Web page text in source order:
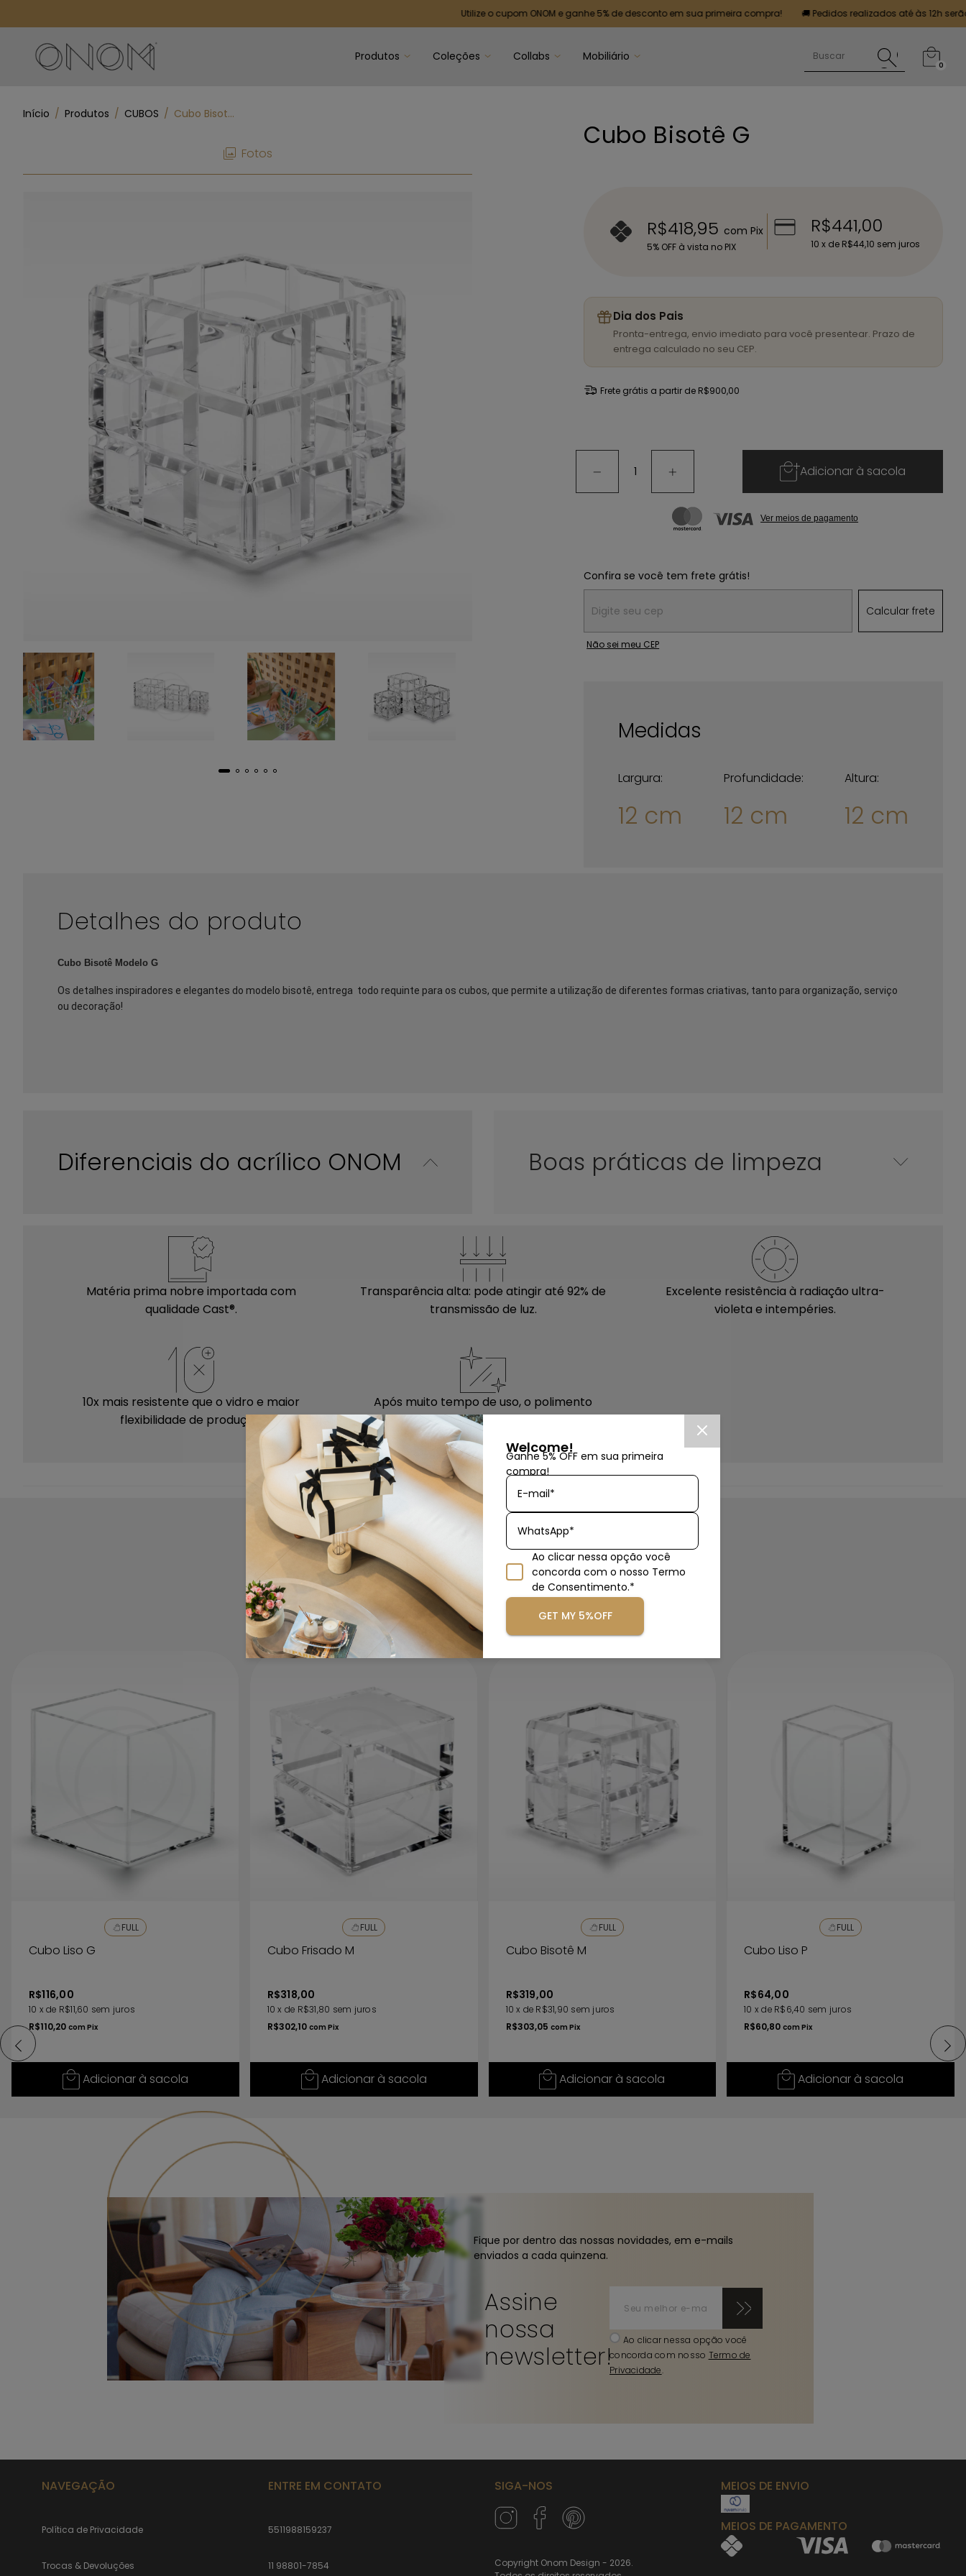
Utilize o cupom ONOM e ganhe 5% de desconto em sua primeira compra! 🚚 Pedidos realizados até às 12h serão
Produtos Coleções Collabs Mobiliário
0
Início / Produtos / CUBOS / Cubo Bisotê G
Fotos
Cubo Bisotê G
R$418,95 com Pix
5% OFF à vista no PIX
R$441,00
10 x de R$44,10 sem juros
Dia dos Pais
Pronta-entrega, envio imediato para você presentear. Prazo de
entrega calculado no seu CEP.
Frete grátis a partir de R$900,00
Adicionar à sacola
Ver meios de pagamento
Confira se você tem frete grátis!
Entregas para o CEP:
Calcular frete
Não sei meu CEP
Medidas
Largura:
12 cm
Profundidade:
12 cm
Altura:
12 cm
Detalhes do produto
Cubo Bisotê Modelo G
Os detalhes inspiradores e elegantes do modelo bisotê, entrega  todo requinte para os cubos, que permite a utilização de diferentes formas criativas, tanto para organização, serviço
ou decoração!
Diferenciais do acrílico ONOM Boas práticas de limpeza
Matéria prima nobre importada com
qualidade Cast®.
Transparência alta: pode atingir até 92% de
transmissão de luz.
Excelente resistência à radiação ultra-
violeta e intempéries.
10x mais resistente que o vidro e maior
flexibilidade de produção.
Após muito tempo de uso, o polimento
deixa a peça como nova.
Mantenha suas peças sempre limpas e
conservadas! Antes de iniciar a limpeza
certifique-se de que não há nenhum outro
objeto sobre sua peça.
Evite riscar o acrílico durante esse
processo. Antes de iniciar a limpeza
remova qualquer sujeira cuidadosamente
com ajuda de um pano limpo e macio.
Com outra flanela seca e um lustra móveis
inicie a limpeza colocando uma pequena
Não utilize produtos de limpeza à base de
álcool ou solvente ou ainda máquina de
lavar, caso haja necessidade de lavagem
da peça, o ideal é que se utilize apenas uma
bucha macia com detergente neutro,
enxague com água e seque com um pano
seco e macio.
Se precisar lavar a peça, utilize apenas
uma bucha macia com detergente neutro.
Enxágue com água e seque com um pano
seco e macio.
Produtos similares
FULL
Cubo Liso G
R$116,00
10 xde R$11,60 sem juros
R$110,20 com Pix
Adicionar à sacola
FULL
Cubo Frisado M
R$318,00
10 x de R$31,80 sem juros
R$302,10 com Pix
Adicionar à sacola
FULL
Cubo Bisotê M
R$319,00
10 x de R$31,90 sem juros
R$303,05 com Pix
Adicionar à sacola
FULL
Cubo Liso P
R$64,00
10 xde R$6,40 sem juros
R$60,80com Pix
Adicionar à sacola
Fique por dentro das nossas novidades, em e-mails
enviados a cada quinzena.
Assine
nossa
newsletter!
Ao clicar nessa opção você
concorda com nosso Termo de
Privacidade.
NAVEGAÇÃO
Política de Privacidade
Trocas & Devoluções
ENTRE EM CONTATO
5511988159237
11 98801-7854
SIGA-NOS
Copyright Onom Design - 2026.
MEIOS DE ENVIO
MEIOS DE PAGAMENTO
Welcome!
Ganhe 5% OFF em sua primeira
compra!
E-mail*
WhatsApp*
Ao clicar nessa opção você
concorda com o nosso Termo
de Consentimento.*
GET MY 5%OFF